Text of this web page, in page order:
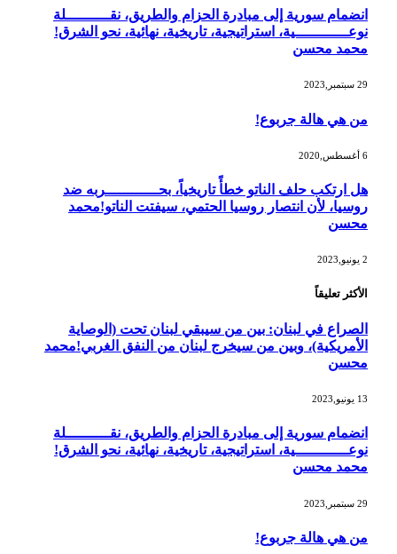
انضمام سورية إلى مبادرة الحزام والطريق، نقــــــــــلة
نوعــــــــــــية، استراتيجية، تاريخية، نهائية، نحو الشرق!
محمد محسن
29 سبتمبر,2023
من هي هالة جربوع!
هل ارتكب حلف الناتو خطأً تاريخياً، بحــــــــــــربه ضد
روسيا، لأن انتصار روسيا الحتمي، سيفتت الناتو!محمد
محسن
الأكثر تعليقاً
الصراع في لبنان: بين من سيبقي لبنان تحت (الوصاية
الأمريكية)، وبين من سيخرج لبنان من النفق الغربي!محمد
محسن
13 يونيو,2023
انضمام سورية إلى مبادرة الحزام والطريق، نقــــــــــلة
نوعــــــــــــية، استراتيجية، تاريخية، نهائية، نحو الشرق!
محمد محسن
29 سبتمبر,2023
من هي هالة جربوع!